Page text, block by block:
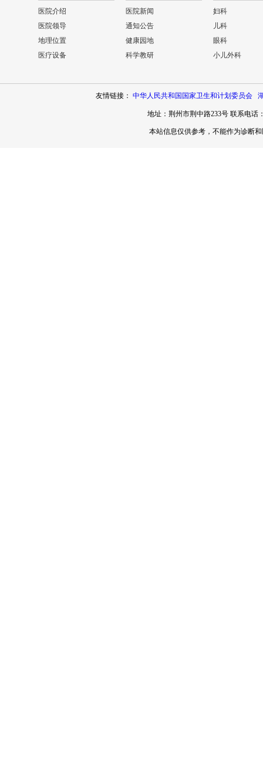
医院介绍
医院领导
地理位置
医疗设备
医院新闻
通知公告
健康园地
科学教研
妇科
儿科
眼科
小儿外科
友情链接： 中华人民共和国国家卫生和计划委员会
地址：荆州市荆中路233号 联系电话
本站信息仅供参考，不能作为诊断